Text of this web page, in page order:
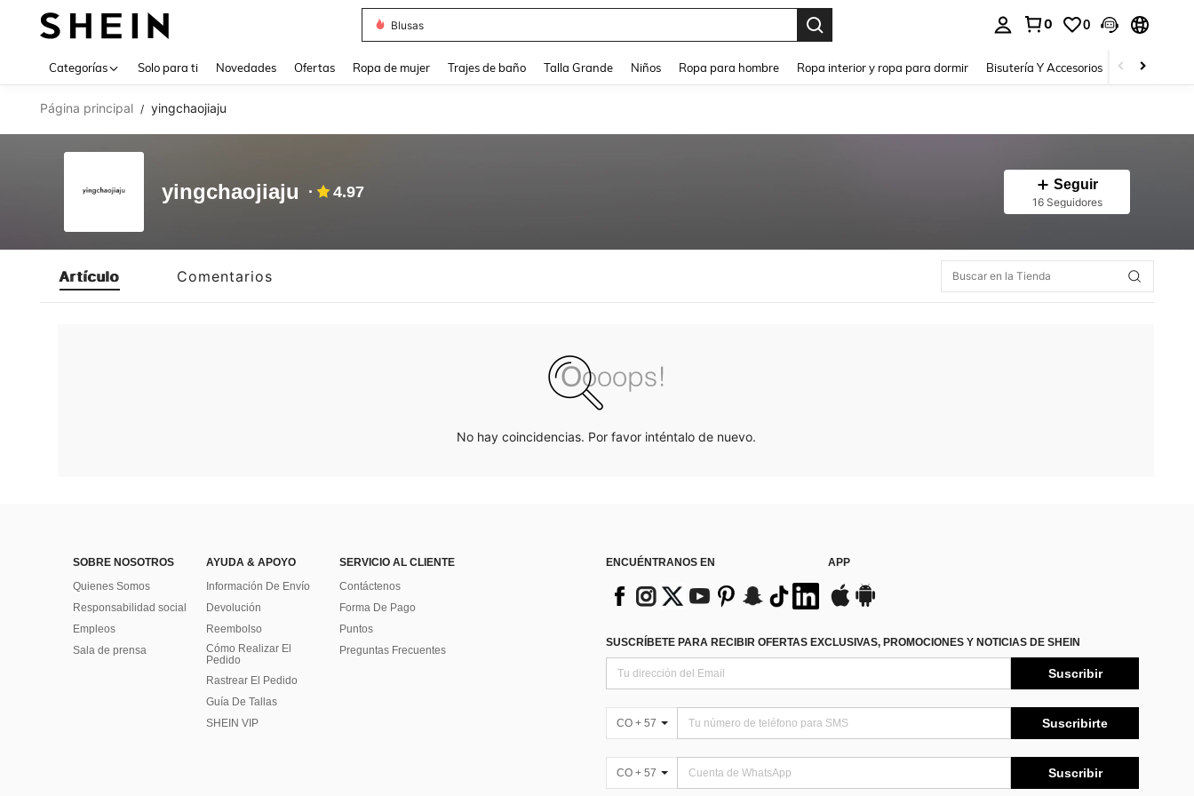
Blusas
0 0
Categorías Solo para ti Novedades Ofertas Ropa de mujer Trajes de baño Talla Grande Niños Ropa para hombre Ropa interior y ropa para dormir Bisutería Y Accesorios Zapatos
Página principal / yingchaojiaju
yingchaojiaju 4.97 Seguir
16 Seguidores
Artículo Comentarios
No hay coincidencias. Por favor inténtalo de nuevo.
SOBRE NOSOTROS
Quienes Somos
Responsabilidad social
Empleos
Sala de prensa
AYUDA & APOYO
Información De Envío
Devolución
Reembolso
Cómo Realizar El
Pedido
Rastrear El Pedido
Guía De Tallas
SHEIN VIP
SERVICIO AL CLIENTE
Contáctenos
Forma De Pago
Puntos
Preguntas Frecuentes
ENCUÉNTRANOS EN APP
SUSCRÍBETE PARA RECIBIR OFERTAS EXCLUSIVAS, PROMOCIONES Y NOTICIAS DE SHEIN
Suscribir
CO + 57 Suscribirte
CO + 57 Suscribir